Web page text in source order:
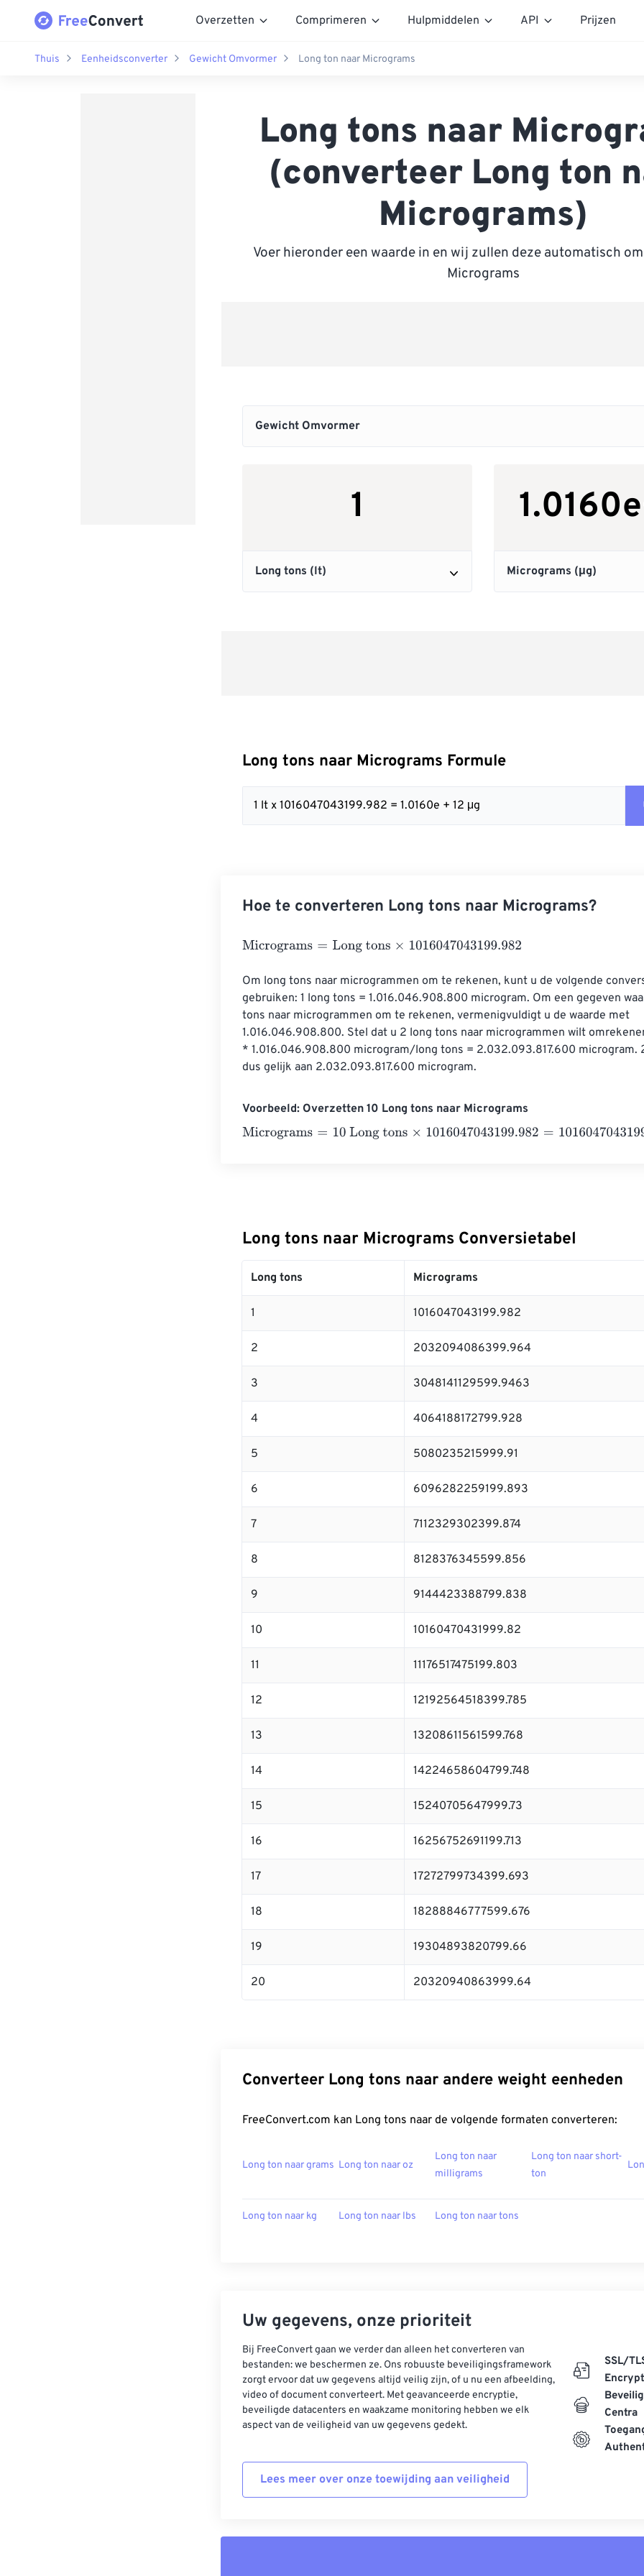
Overzetten Comprimeren Hulpmiddelen API Prijzen
Thuis Eenheidsconverter Gewicht Omvormer Long ton naar Micrograms
Long tons naar
(converteer Long ton
Micrograms)
Voer hieronder een waarde in en wij zullen deze automatisch
Micrograms
Long tons naar Micrograms Formule
1 lt x 1016047043199.982 = 1.0160e + 12 μg
Hoe te converteren Long tons naar Micrograms?
Micrograms=Long tons ×1016047043199.982
Om long tons naar microgrammen om te rekenen, kunt u de volgende
gebruiken: 1 long tons = 1.016.046.908.800 microgram. Om een ​​gegeven
tons naar microgrammen om te rekenen, vermenigvuldigt u de waarde met
1.016.046.908.800. Stel dat u 2 long tons naar microgrammen wilt
* 1.016.046.908.800 microgram/long tons = 2.032.093.817.600 microgram.
dus gelijk aan 2.032.093.817.600 microgram.
Voorbeeld: Overzetten 10 Long tons naar Micrograms
Micrograms=10 Long tons×1016047043199.982=10160470431999.82
Long tons naar Micrograms Conversietabel
Long tons Micrograms
1 1016047043199.982
2 2032094086399.964
3 3048141129599.9463
4 4064188172799.928
5 5080235215999.91
6 6096282259199.893
7 7112329302399.874
8 8128376345599.856
9 9144423388799.838
10 10160470431999.82
11 11176517475199.803
12 12192564518399.785
13 13208611561599.768
14 14224658604799.748
15 15240705647999.73
16 16256752691199.713
17 17272799734399.693
18 18288846777599.676
19 19304893820799.66
20 20320940863999.64
Converteer Long tons naar andere weight eenheden
FreeConvert.com kan Long tons naar de volgende formaten converteren:
Long ton naar grams Long ton naar oz
Long ton naar
milligrams
Long ton naar short-
ton
Long ton naar kg Long ton naar lbs Long ton naar tons
Uw gegevens, onze prioriteit
Bij FreeConvert gaan we verder dan alleen het converteren van
bestanden: we beschermen ze. Ons robuuste beveiligingsframework
zorgt ervoor dat uw gegevens altijd veilig zijn, of u nu een afbeelding,
video of document converteert. Met geavanceerde encryptie,
beveiligde datacenters en waakzame monitoring hebben we elk
aspect van de veiligheid van uw gegevens gedekt.
Lees meer over onze toewijding aan veiligheid
SSL/
Centra